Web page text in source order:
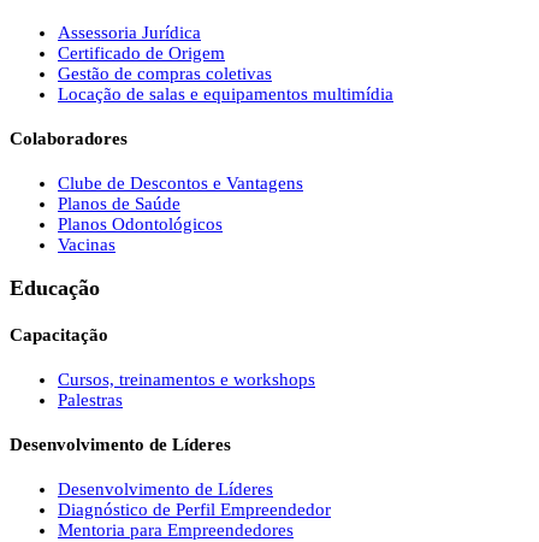
Assessoria Jurídica
Certificado de Origem
Gestão de compras coletivas
Locação de salas e equipamentos multimídia
Colaboradores
Clube de Descontos e Vantagens
Planos de Saúde
Planos Odontológicos
Vacinas
Educação
Capacitação
Cursos, treinamentos e workshops
Palestras
Desenvolvimento de Líderes
Desenvolvimento de Líderes
Diagnóstico de Perfil Empreendedor
Mentoria para Empreendedores